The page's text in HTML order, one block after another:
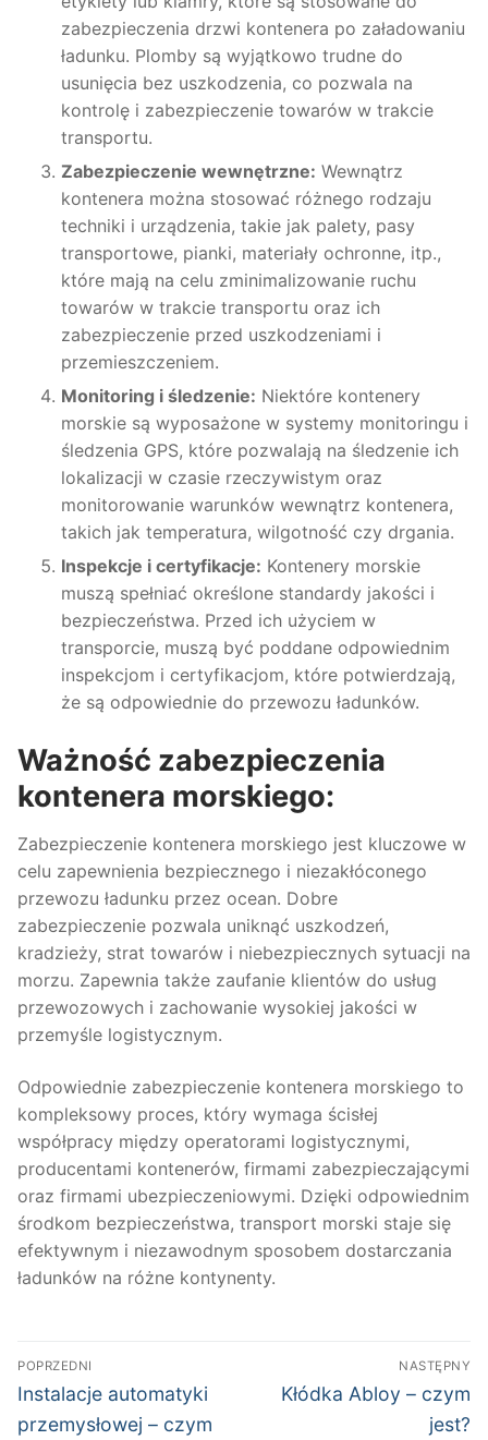
zabezpieczenia drzwi kontenera po załadowaniu
ładunku. Plomby są wyjątkowo trudne do
usunięcia bez uszkodzenia, co pozwala na
kontrolę i zabezpieczenie towarów w trakcie
transportu.
Zabezpieczenie wewnętrzne: Wewnątrz
kontenera można stosować różnego rodzaju
techniki i urządzenia, takie jak palety, pasy
transportowe, pianki, materiały ochronne, itp.,
które mają na celu zminimalizowanie ruchu
towarów w trakcie transportu oraz ich
zabezpieczenie przed uszkodzeniami i
przemieszczeniem.
Monitoring i śledzenie: Niektóre kontenery
morskie są wyposażone w systemy monitoringu i
śledzenia GPS, które pozwalają na śledzenie ich
lokalizacji w czasie rzeczywistym oraz
monitorowanie warunków wewnątrz kontenera,
takich jak temperatura, wilgotność czy drgania.
Inspekcje i certyfikacje: Kontenery morskie
muszą spełniać określone standardy jakości i
bezpieczeństwa. Przed ich użyciem w
transporcie, muszą być poddane odpowiednim
inspekcjom i certyfikacjom, które potwierdzają,
że są odpowiednie do przewozu ładunków.
Ważność zabezpieczenia
kontenera morskiego:
Zabezpieczenie kontenera morskiego jest kluczowe w
celu zapewnienia bezpiecznego i niezakłóconego
przewozu ładunku przez ocean. Dobre
zabezpieczenie pozwala uniknąć uszkodzeń,
kradzieży, strat towarów i niebezpiecznych sytuacji na
morzu. Zapewnia także zaufanie klientów do usług
przewozowych i zachowanie wysokiej jakości w
przemyśle logistycznym.
Odpowiednie zabezpieczenie kontenera morskiego to
kompleksowy proces, który wymaga ścisłej
współpracy między operatorami logistycznymi,
producentami kontenerów, firmami zabezpieczającymi
oraz firmami ubezpieczeniowymi. Dzięki odpowiednim
środkom bezpieczeństwa, transport morski staje się
efektywnym i niezawodnym sposobem dostarczania
ładunków na różne kontynenty.
Nawigacja
wpisu
POPRZEDNI
Poprzedni
wpis:
Instalacje automatyki
przemysłowej – czym
NASTĘPNY
Następny
Kłódka Abloy – czym
jest?